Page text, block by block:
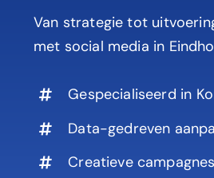
Van strategie tot
met social media in
Gespecialiseerd in
Data-gedreven
Creatieve campagnes